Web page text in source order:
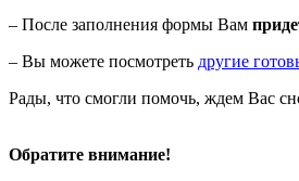
– После заполнения формы Вам
– Вы можете посмотреть другие
Рады, что смогли помочь, ждем Вас
Обратите внимание!